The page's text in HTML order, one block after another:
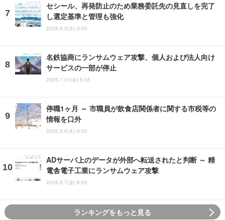
セシール、再発防止のため業務委託先の見直しを完了
し選定基準と管理も強化
2026.8.5(水) 8:05
名鉄協商にランサムウェア攻撃、個人および法人向け
サービスの一部が停止
2026.7.31(金) 8:05
停職1ヶ月 ～ 市職員が飲食店関係者に関する市税等の
情報を口外
2026.8.6(木) 8:05
ADサーバ上のデータが外部へ転送されたと判断 ～ 精
電舎電子工業にランサムウェア攻撃
2026.8.7(金) 8:05
ランキングをもっと見る